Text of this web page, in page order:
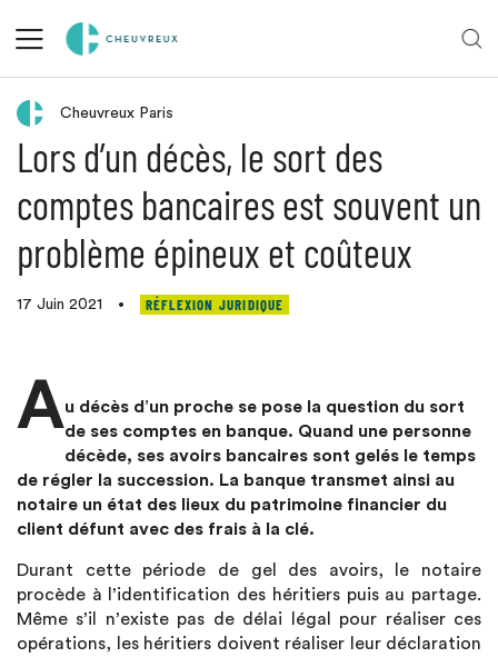
Retour aux actualités
Cheuvreux Paris
Lors d’un décès, le sort des
comptes bancaires est souvent un
problème épineux et coûteux
17 Juin 2021 • RÉFLEXION JURIDIQUE
Au décès d’un proche se pose la question du sort
de ses comptes en banque. Quand une personne
décède, ses avoirs bancaires sont gelés le temps
de régler la succession. La banque transmet ainsi au
notaire un état des lieux du patrimoine financier du
client défunt avec des frais à la clé.
Durant cette période de gel des avoirs, le notaire
procède à l’identification des héritiers puis au partage.
Même s’il n’existe pas de délai légal pour réaliser ces
opérations, les héritiers doivent réaliser leur déclaration